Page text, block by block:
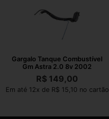
Gargalo Tanque Combustível
Gm Astra 2.0 8v 2002
R$ 149,00
Em até 12x de R$ 15,10 no cartão